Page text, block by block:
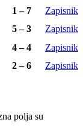
1 – 7
Zapisnik
5 – 3
Zapisnik
4 – 4
Zapisnik
2 – 6 Zapisnik
polja su